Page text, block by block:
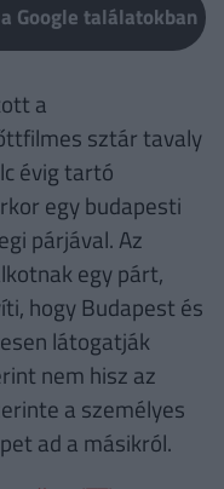
Google találatokban
a
sztár tavaly
évig tartó
egy budapesti
párjával. Az
egy párt,
hogy Budapest és
látogatják
nem hisz az
a személyes
ad a másikról.